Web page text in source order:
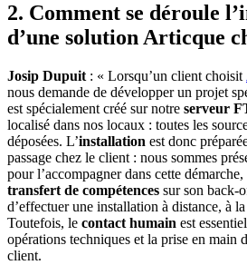
2. Comment se déroule
d’une solution Articque
Josip Dupuit : « Lorsqu’un client choisit
nous demande de développer un projet
est spécialement créé sur notre serveur
localisé dans nos locaux : toutes les
déposées. L’installation est donc
passage chez le client : nous sommes
pour l’accompagner dans cette démarche,
transfert de compétences sur son back-
d’effectuer une installation à distance, à
Toutefois, le contact humain est
opérations techniques et la prise en main
client.